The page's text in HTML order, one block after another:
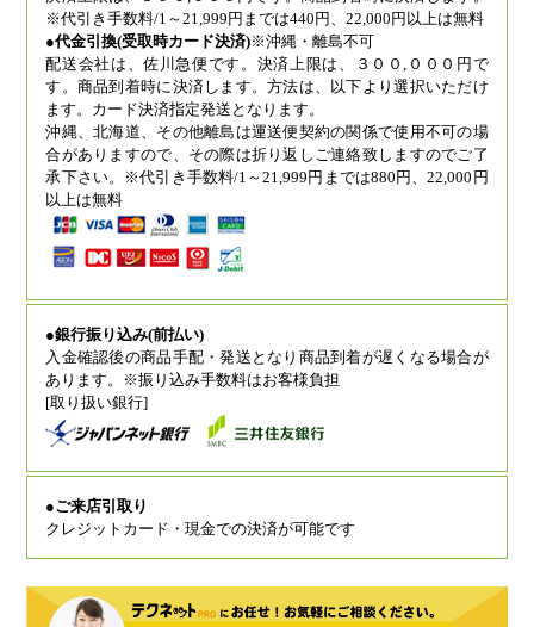
※代引き手数料/1～21,999円までは440円、22,000円以上は無料
●代金引換(受取時カード決済)※沖縄・離島不可
配送会社は、佐川急便です。決済上限は、３００,０００円で
す。商品到着時に決済します。方法は、以下より選択いただけ
ます。カード決済指定発送となります。
沖縄、北海道、その他離島は運送便契約の関係で使用不可の場
合がありますので、その際は折り返しご連絡致しますのでご了
承下さい。※代引き手数料/1～21,999円までは880円、22,000円
以上は無料
●銀行振り込み(前払い)
入金確認後の商品手配・発送となり商品到着が遅くなる場合が
あります。※振り込み手数料はお客様負担
[取り扱い銀行]
●ご来店引取り
クレジットカード・現金での決済が可能です